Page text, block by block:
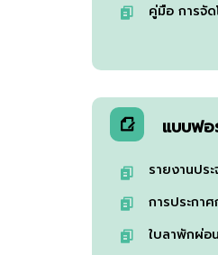
คู่มือ การจั
แบบฟอ
รายงานปร
การประกา
ใบลาพักผ่อน